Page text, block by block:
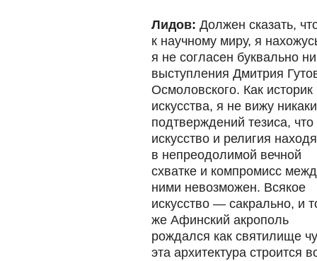
Лидов: Должен сказать,
к научному миру, я
я не согласен буквально
выступления Дмитрия
Осмоловского. Как историк
искусства, я не вижу
подтверждений тезиса, что
искусство и религия
в непреодолимой вечной
схватке и компромисс
ними невозможен. Всякое
искусство — сакрально, и
же Афинский акрополь
рождался как святилище
эта архитектура строится